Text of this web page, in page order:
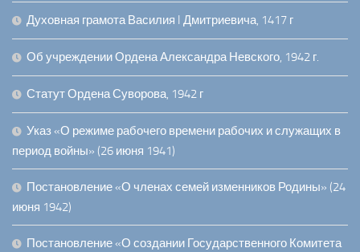
Духовная грамота Василия I Дмитриевича, 1417 г
Об учреждении Ордена Александра Невского, 1942 г.
Статут Ордена Суворова, 1942 г
Указ «О режиме рабочего времени рабочих и служащих в
период войны» (26 июня 1941)
Постановление «О членах семей изменников Родины» (24
июня 1942)
Постановление «О создании Государственного Комитета